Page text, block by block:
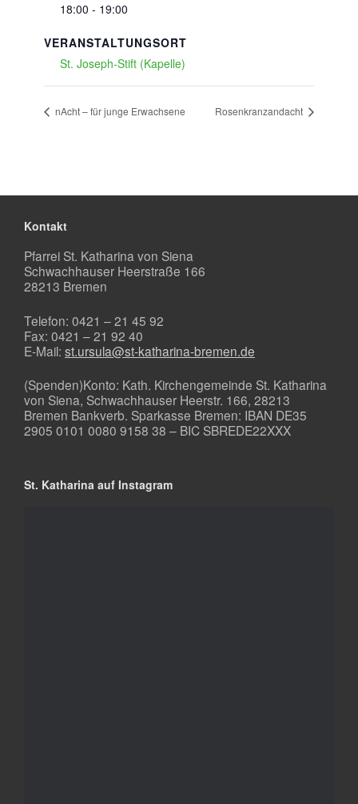
18:00 - 19:00
VERANSTALTUNGSORT
St. Joseph-Stift (Kapelle)
nAcht – für junge Erwachsene Rosenkranzandacht
Kontakt
Pfarrei St. Katharina von Siena
Schwachhauser Heerstraße 166
28213 Bremen
Telefon: 0421 – 21 45 92
Fax: 0421 – 21 92 40
E-Mail: st.ursula@st-katharina-bremen.de
(Spenden)Konto: Kath. Kirchengemeinde St. Katharina
von Siena, Schwachhauser Heerstr. 166, 28213
Bremen Bankverb. Sparkasse Bremen: IBAN DE35
2905 0101 0080 9158 38 – BIC SBREDE22XXX
St. Katharina auf Instagram